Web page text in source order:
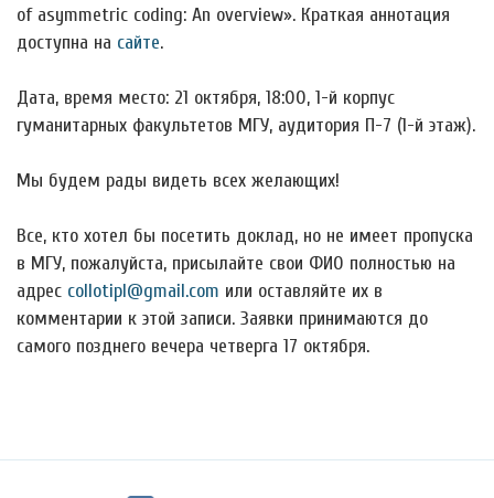
of asymmetric coding: An overview». Краткая аннотация
доступна на сайте.
Дата, время место: 21 октября, 18:00, 1-й корпус
гуманитарных факультетов МГУ, аудитория П-7 (1-й этаж).
Мы будем рады видеть всех желающих!
Все, кто хотел бы посетить доклад, но не имеет пропуска
в МГУ, пожалуйста, присылайте свои ФИО полностью на
адрес collotipl@gmail.com или оставляйте их в
комментарии к этой записи. Заявки принимаются до
самого позднего вечера четверга 17 октября.